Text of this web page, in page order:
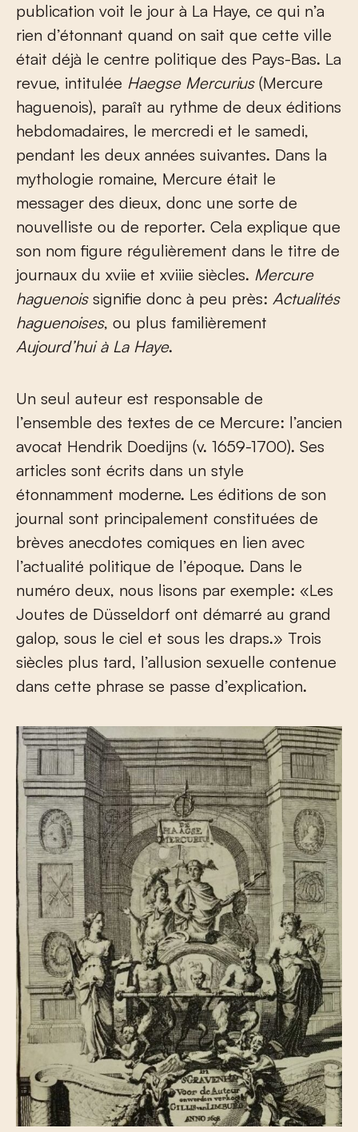
publication voit le jour à La Haye, ce qui n’a
rien d’étonnant quand on sait que cette ville
était déjà le centre politique des Pays-Bas. La
revue, intitulée Haegse Mercurius(Mercure
haguenois), paraît au rythme de deux éditions
hebdomadaires, le mercredi et le samedi,
pendant les deux années suivantes. Dans la
mythologie romaine, Mercure était le
messager des dieux, donc une sorte de
nouvelliste ou de reporter. Cela explique que
son nom figure régulièrement dans le titre de
journaux du xviie et xviiie siècles. Mercure
haguenoissignifie donc à peu près: Actualités
haguenoises, ou plus familièrement
Aujourd’hui à La Haye.
Un seul auteur est responsable de
l’ensemble des textes de ce Mercure: l’ancien
avocat Hendrik Doedijns (v. 1659-1700). Ses
articles sont écrits dans un style
étonnamment moderne. Les éditions de son
journal sont principalement constituées de
brèves anecdotes comiques en lien avec
l’actualité politique de l’époque. Dans le
numéro deux, nous lisons par exemple: «Les
Joutes de Düsseldorf ont démarré au grand
galop, sous le ciel et sous les draps.» Trois
siècles plus tard, l’allusion sexuelle contenue
dans cette phrase se passe d’explication.